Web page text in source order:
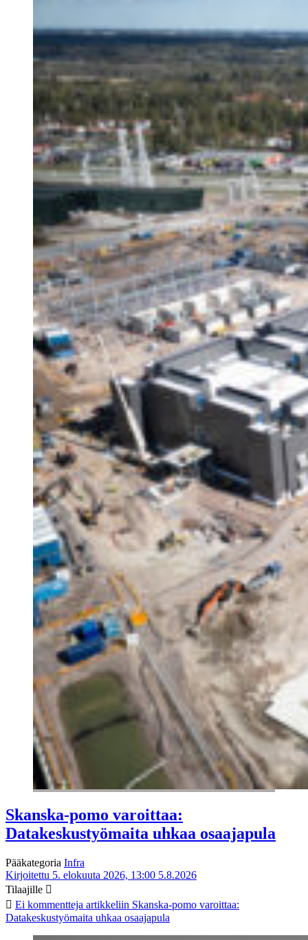
Skanska-pomo varoittaa:
Datakeskustyömaita uhkaa osaajapula
Pääkategoria Infra
Kirjoitettu 5. elokuuta 2026, 13:00 5.8.2026
Tilaajille
Ei kommentteja artikkeliin Skanska-pomo varoittaa:
Datakeskustyömaita uhkaa osaajapula